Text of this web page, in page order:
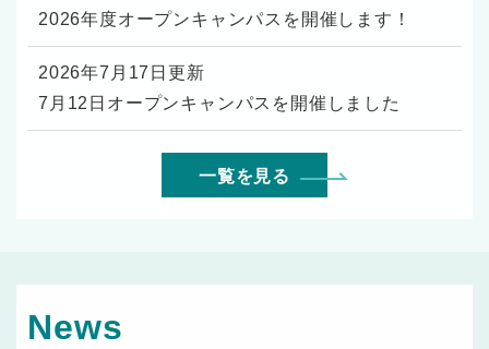
2026年度オープンキャンパスを開催します！
2026年7月17日更新
7月12日オープンキャンパスを開催しました
一覧を見る
News